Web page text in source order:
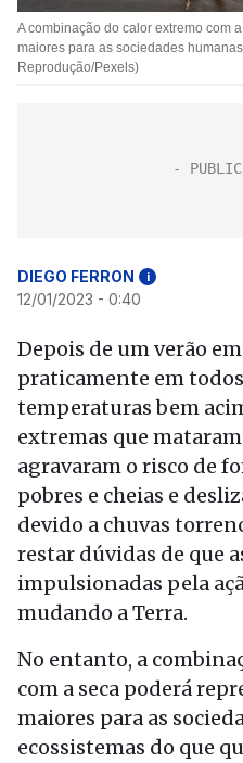
A combinação do calor extremo com
maiores para as sociedades
Reprodução/Pexels)
DIEGO FERRON i
12/01/2023 - 0:40
Depois de um verão
praticamente em
temperaturas bem
extremas que
agravaram o risco de
pobres e cheias e
devido a chuvas
restar dúvidas de que
impulsionadas pela
mudando a Terra.
No entanto, a
com a seca poderá
maiores para as
ecossistemas do que